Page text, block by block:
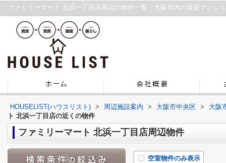
ファミリーマート 北浜一丁目店周辺の物件一覧｜大阪市内の賃貸マンシ
HOUSELIST(ハウスリスト) > 周辺施設案内 > 大阪市中央区 >
大阪
ト 北浜一丁目店の近くの物件
ファミリーマート 北浜一丁目店周辺物件
空室物件のみ表示